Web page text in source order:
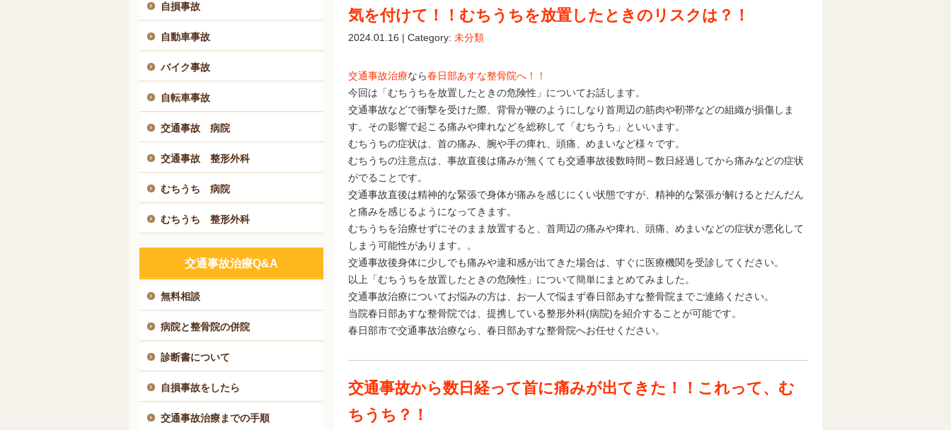
気を付けて！！むちうちを放置したときのリスクは？！
2024.01.16 | Category: 未分類
交通事故治療なら春日部あすな整骨院へ！！
今回は「むちうちを放置したときの危険性」についてお話します。
交通事故などで衝撃を受けた際、背骨が鞭のようにしなり首周辺の筋肉や靭帯などの組織が損傷しま
す。その影響で起こる痛みや痺れなどを総称して「むちうち」といいます。
むちうちの症状は、首の痛み、腕や手の痺れ、頭痛、めまいなど様々です。
むちうちの注意点は、事故直後は痛みが無くても交通事故後数時間～数日経過してから痛みなどの症状
がでることです。
交通事故直後は精神的な緊張で身体が痛みを感じにくい状態ですが、精神的な緊張が解けるとだんだん
と痛みを感じるようになってきます。
むちうちを治療せずにそのまま放置すると、首周辺の痛みや痺れ、頭痛、めまいなどの症状が悪化して
しまう可能性があります。。
交通事故後身体に少しでも痛みや違和感が出てきた場合は、すぐに医療機関を受診してください。
以上「むちうちを放置したときの危険性」について簡単にまとめてみました。
交通事故治療についてお悩みの方は、お一人で悩まず春日部あすな整骨院までご連絡ください。
当院春日部あすな整骨院では、提携している整形外科(病院)を紹介することが可能です。
春日部市で交通事故治療なら、春日部あすな整骨院へお任せください。
交通事故から数日経って首に痛みが出てきた！！これって、む
ちうち？！
自損事故
自動車事故
バイク事故
自転車事故
交通事故 病院
交通事故 整形外科
むちうち 病院
むちうち 整形外科
交通事故治療Q&A
無料相談
病院と整骨院の併院
診断書について
自損事故をしたら
交通事故治療までの手順